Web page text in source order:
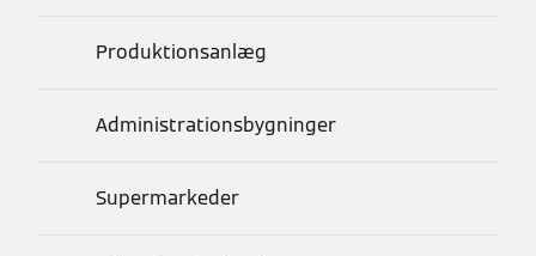
Produktionsanlæg
Administrationsbygninger
Supermarkeder